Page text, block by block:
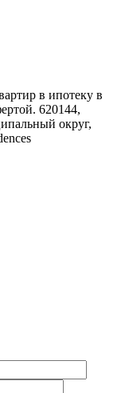
в ипотеку в
620144,
округ,